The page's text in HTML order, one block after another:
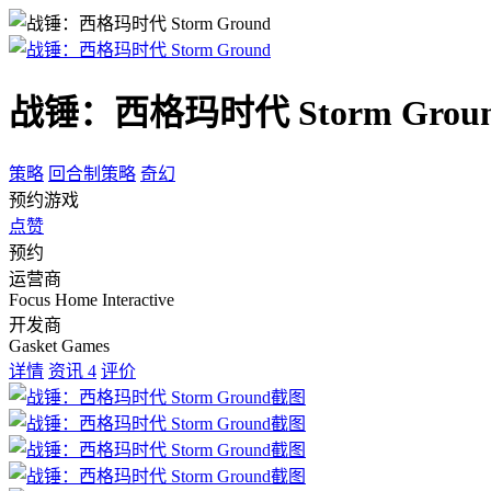
战锤：西格玛时代 Storm
策略 回合制策略 奇幻
预约游戏
点赞
预约
运营商
Focus Home Interactive
开发商
Gasket Games
详情 资讯 4 评价